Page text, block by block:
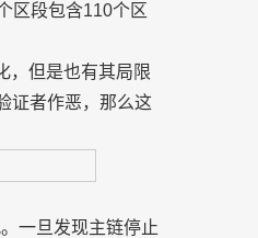
区段包含110个区
，但是也有其局限
证者作恶，那么这
一旦发现主链停止